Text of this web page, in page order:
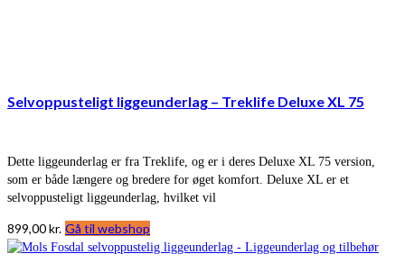
Selvoppusteligt liggeunderlag – Treklife Deluxe XL 75
Dette liggeunderlag er fra Treklife, og er i deres Deluxe XL 75 version,
som er både længere og bredere for øget komfort. Deluxe XL er et
selvoppusteligt liggeunderlag, hvilket vil
899,00kr. Gå til webshop